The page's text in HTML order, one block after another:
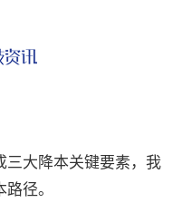
大降本关键要素，我
径。